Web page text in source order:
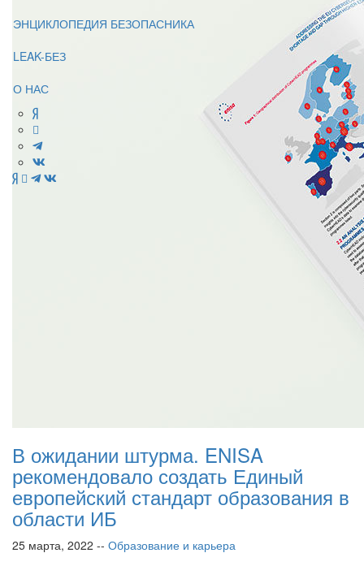
ЭНЦИКЛОПЕДИЯ БЕЗОПАСНИКА
LEAK-БЕЗ
О НАС
В ожидании штурма. ENISA
рекомендовало создать Единый
европейский стандарт образования в
области ИБ
25 марта, 2022 -- Образование и карьера